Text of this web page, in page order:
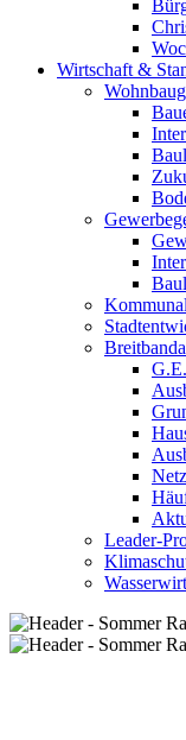
Wirtschaft &
Leader-